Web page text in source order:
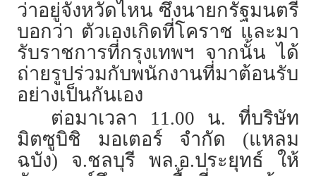
ว่าอยู่จังหวัดไหน​ ซึ่งนายกรัฐมนตรี​
บอกว่า​ ตัวเองเกิดที่โคราช​ และมา
รับราชการที่กรุงเทพ​ฯ​ จากนั้น​ ได้
ถ่ายรูปร่วมกับพนักงานที่มาต้อนรับ
อย่างเป็นกันเอง
ต่อมาเวลา 11.00 น. ที่บริษัท
มิตซูบิชิ มอเตอร์ จำกัด (แหลม
ฉบัง) จ.ชลบุรี พล.อ.ประยุทธ์ ให้